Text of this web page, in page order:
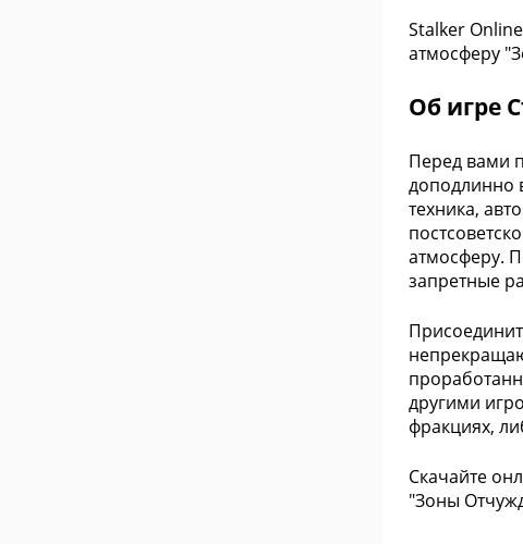
Stalker
атмосферу
Об игре
Перед вами
доподлинно
техника,
атмосферу.
запретные
другими
фракциях,
Скачайте
"Зоны